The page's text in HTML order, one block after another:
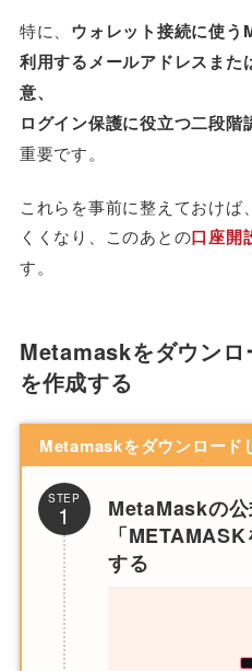
特に、 ウォレット接続に使
利用するメールアドレスま
意、
ログイン保護に役立つ二段
重要です。
これらを事前に整えておけ
くくなり、このあとの口座開
す。
Metamaskをダウンロ
を作成する
Metamaskをダウンロード
STEP
1
MetaMaskの
「
する